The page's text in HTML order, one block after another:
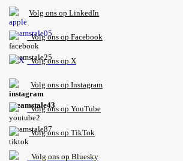
Volg ons op LinkedIn
Volg ons op Facebook
Volg ons op X
Volg ons op Instagram
Volgons op YouTube
Volg ons op TikTok
Volg ons op Bluesky